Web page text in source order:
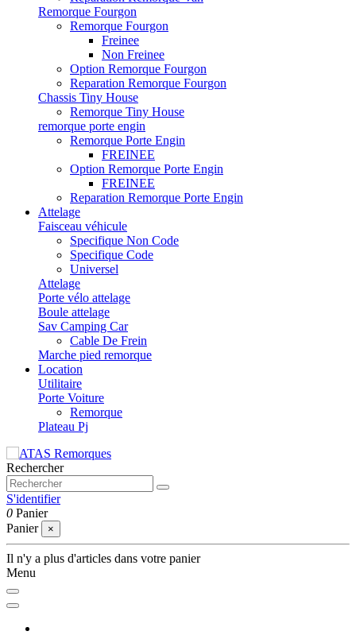
Remorque Fourgon
Remorque Fourgon
Freinee
Non Freinee
Option Remorque Fourgon
Reparation Remorque Fourgon
Chassis Tiny House
Remorque Tiny House
remorque porte engin
Remorque Porte Engin
FREINEE
Option Remorque Porte Engin
FREINEE
Reparation Remorque Porte Engin
Attelage
Faisceau véhicule
Specifique Non Code
Specifique Code
Universel
Attelage
Porte vélo attelage
Boule attelage
Sav Camping Car
Cable De Frein
Marche pied remorque
Location
Utilitaire
Porte Voiture
Remorque
Plateau Pj
Rechercher
S'identifier
0 Panier
Panier
×
Il n'y a plus d'articles dans votre panier
Menu